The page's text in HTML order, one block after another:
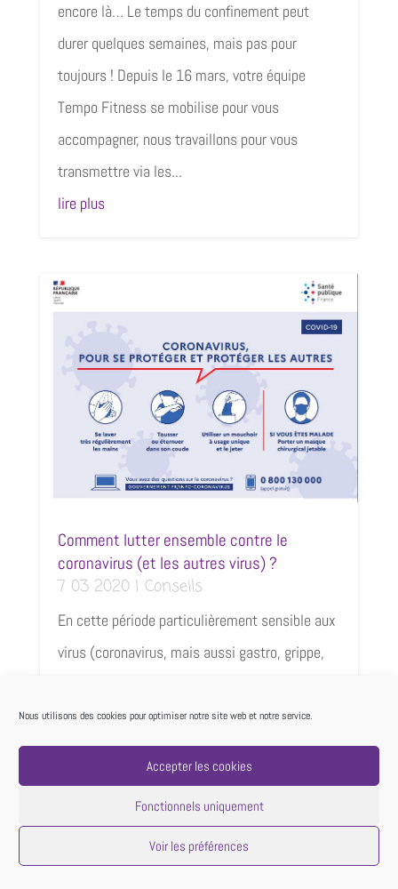
Nous utilisons des cookies pour optimiser notre site web et notre service.
Accepter les cookies
Fonctionnels uniquement
Voir les préférences
encore là… Le temps du confinement peut
durer quelques semaines, mais pas pour
toujours ! Depuis le 16 mars, votre équipe
Tempo Fitness se mobilise pour vous
accompagner, nous travaillons pour vous
transmettre via les...
lire plus
Comment lutter ensemble contre le
coronavirus (et les autres virus) ?
7 03 2020| Conseils
En cette période particulièrement sensible aux
virus (coronavirus, mais aussi gastro, grippe,
quelques gestes de bons sens pour que nous
puissions tous rester en bonne santé.